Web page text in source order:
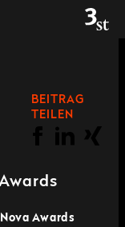
BEITRAG
TEILEN
Awards